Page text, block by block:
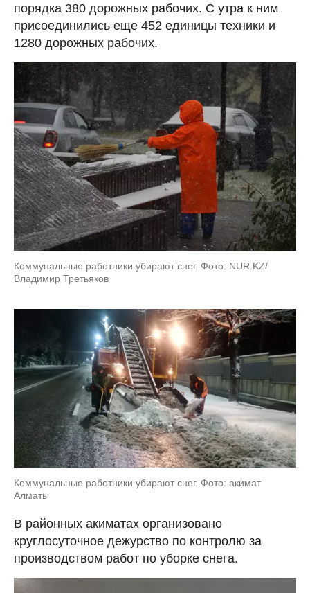
порядка 380 дорожных рабочих. С утра к ним
присоединились еще 452 единицы техники и
1280 дорожных рабочих.
Коммунальные работники убирают снег. Фото: NUR.KZ/
Владимир Третьяков
Коммунальные работники убирают снег. Фото: акимат
Алматы
В районных акиматах организовано
круглосуточное дежурство по контролю за
производством работ по уборке снега.